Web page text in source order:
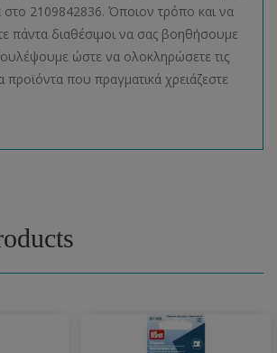
στο 2109842836. Όποιον τρόπο και να
πάντα διαθέσιμοι να σας βοηθήσουμε
ώστε να ολοκληρώσετε τις
προϊόντα που πραγματικά χρειάζεστε